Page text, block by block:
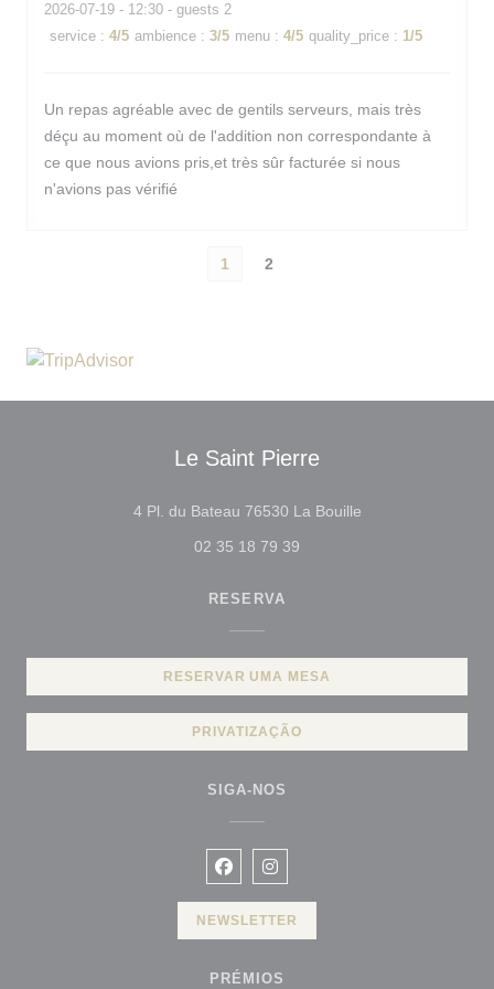
2026-07-19 - 12:30 - guests 2
service : 4/5 ambience : 3/5 menu : 4/5 quality_price : 1/5
Un repas agréable avec de gentils serveurs, mais très
déçu au moment où de l'addition non correspondante à
ce que nous avions pris,et très sûr facturée si nous
n'avions pas vérifié
1 2
Le Saint Pierre
4 Pl. du Bateau 76530 La Bouille((abre numa nova
02 35 18 79 39
RESERVA
RESERVAR UMA MESA
PRIVATIZAÇÃO
SIGA-NOS
Facebook ((abre numa nova
Instagram ((abre numa nova
NEWSLETTER
PRÉMIOS